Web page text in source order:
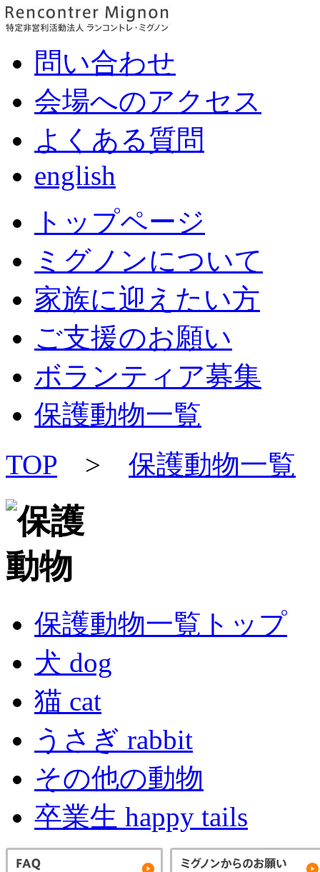
問い合わせ
会場へのアクセス
よくある質問
english
トップページ
ミグノンについて
家族に迎えたい方
ご支援のお願い
ボランティア募集
保護動物一覧
TOP > 保護動物一覧
保護動物一覧トップ
犬 dog
猫 cat
うさぎ rabbit
その他の動物
卒業生 happy tails